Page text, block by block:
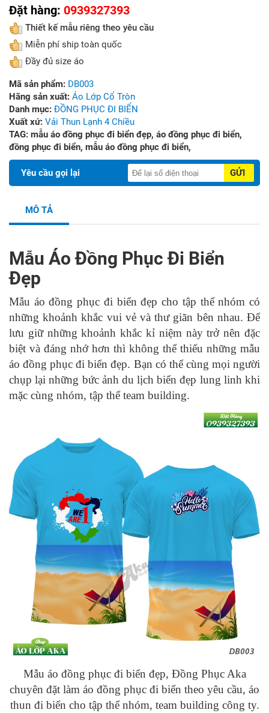
Đặt hàng: 0939327393
Thiết kế mẫu riêng theo yêu cầu
Miễn phí ship toàn quốc
Đầy đủ size áo
Mã sản phẩm: DB003
Hãng sản xuất: Áo Lớp Cổ Tròn
Danh mục: ĐỒNG PHỤC ĐI BIỂN
Xuất xứ: Vải Thun Lạnh 4 Chiều
TAG: mẫu áo đồng phục đi biển đẹp, áo đồng phục đi biển,
đồng phục đi biển, mẫu áo đồng phục đi biển,
Yêu cầu gọi lại GỬI
MÔ TẢ
Mẫu Áo Đồng Phục Đi Biển
Đẹp
Mẫu áo đồng phục đi biển đẹp cho tập thể nhóm có
những khoảnh khắc vui vẻ và thư giãn bên nhau. Để
lưu giữ những khoảnh khắc kỉ niệm này trở nên đặc
biệt và đáng nhớ hơn thì không thể thiếu những mẫu
áo đồng phục đi biển đẹp. Bạn có thể cùng mọi người
chụp lại những bức ảnh du lịch biển đẹp lung linh khi
mặc cùng nhóm, tập thể team building.
Mẫu áo đồng phục đi biển đẹp, Đồng Phục Aka
chuyên đặt làm áo đồng phục đi biển theo yêu cầu, áo
thun đi biển cho tập thể nhóm, team building công ty.